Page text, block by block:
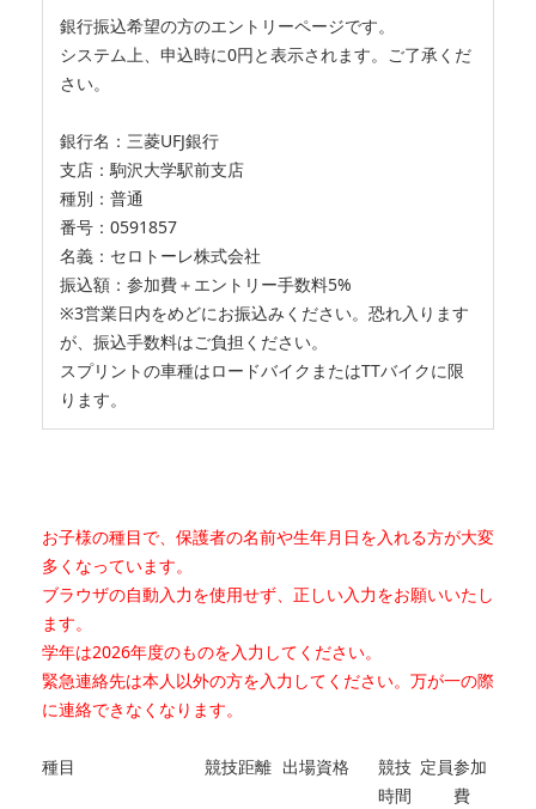
銀行振込希望の方のエントリーページです。
システム上、申込時に0円と表示されます。ご了承くだ
さい。
銀行名：三菱UFJ銀行
支店：駒沢大学駅前支店
種別：普通
番号：0591857
名義：セロトーレ株式会社
振込額：参加費＋エントリー手数料5%
※3営業日内をめどにお振込みください。恐れ入ります
が、振込手数料はご負担ください。
スプリントの車種はロードバイクまたはTTバイクに限
ります。
お子様の種目で、保護者の名前や生年月日を入れる方が大変
多くなっています。
ブラウザの自動入力を使用せず、正しい入力をお願いいたし
ます。
学年は2026年度のものを入力してください。
緊急連絡先は本人以外の方を入力してください。万が一の際
に連絡できなくなります。
種目 競技距離 出場資格
競技
時間
定員参加
費